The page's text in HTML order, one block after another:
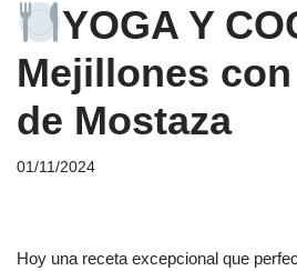
YOGA Y
Mejillones
de Mostaza
01/11/2024
Hoy una receta excepcional que